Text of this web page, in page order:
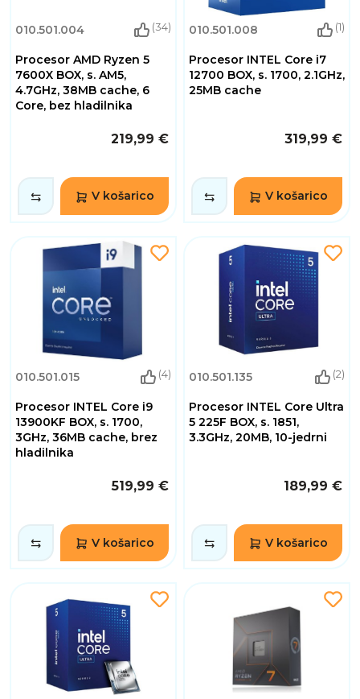
010.501.004 (34)
Procesor AMD Ryzen 5
7600X BOX, s. AM5,
4.7GHz, 38MB cache, 6
Core, bez hladilnika
219,99 €
V košarico
010.501.008 (1)
Procesor INTEL Core i7
12700 BOX, s. 1700, 2.1GHz,
25MB cache
319,99 €
V košarico
010.501.015 (4)
Procesor INTEL Core i9
13900KF BOX, s. 1700,
3GHz, 36MB cache, brez
hladilnika
519,99 €
V košarico
010.501.135 (2)
Procesor INTEL Core Ultra
5 225F BOX, s. 1851,
3.3GHz, 20MB, 10-jedrni
189,99 €
V košarico